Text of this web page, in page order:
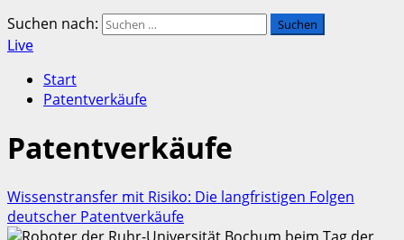
Suchen nach:
Live
Start
Patentverkäufe
Patentverkäufe
Wissenstransfer mit Risiko: Die langfristigen Folgen
deutscher Patentverkäufe